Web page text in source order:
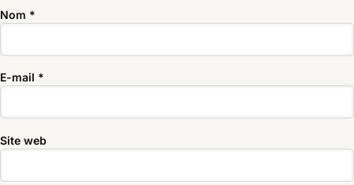
Nom *
E-mail *
Site web